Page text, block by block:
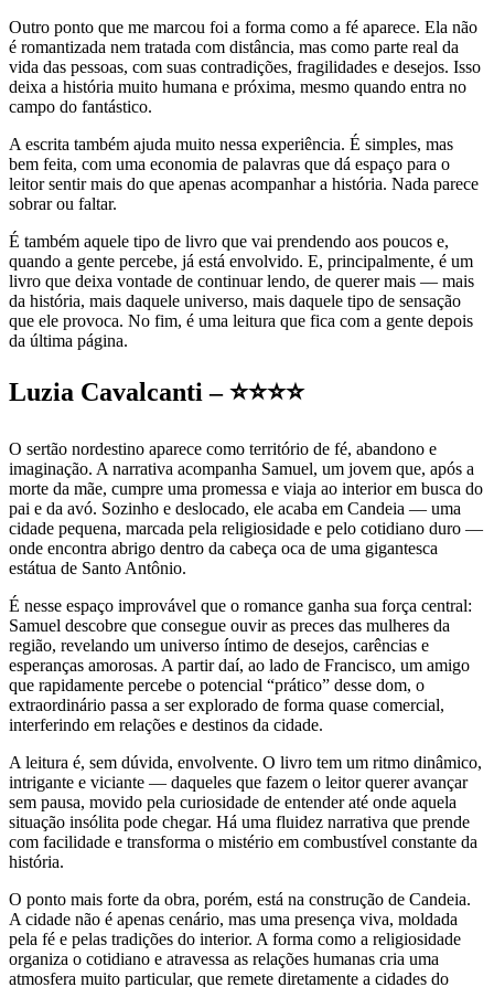
Outro ponto que me marcou foi a forma como a fé aparece. Ela não
é romantizada nem tratada com distância, mas como parte real da
vida das pessoas, com suas contradições, fragilidades e desejos. Isso
deixa a história muito humana e próxima, mesmo quando entra no
campo do fantástico.
A escrita também ajuda muito nessa experiência. É simples, mas
bem feita, com uma economia de palavras que dá espaço para o
leitor sentir mais do que apenas acompanhar a história. Nada parece
sobrar ou faltar.
É também aquele tipo de livro que vai prendendo aos poucos e,
quando a gente percebe, já está envolvido. E, principalmente, é um
livro que deixa vontade de continuar lendo, de querer mais — mais
da história, mais daquele universo, mais daquele tipo de sensação
que ele provoca. No fim, é uma leitura que fica com a gente depois
da última página.
Luzia Cavalcanti –⭐⭐⭐⭐
O sertão nordestino aparece como território de fé, abandono e
imaginação. A narrativa acompanha Samuel, um jovem que, após a
morte da mãe, cumpre uma promessa e viaja ao interior em busca do
pai e da avó. Sozinho e deslocado, ele acaba em Candeia — uma
cidade pequena, marcada pela religiosidade e pelo cotidiano duro —
onde encontra abrigo dentro da cabeça oca de uma gigantesca
estátua de Santo Antônio.
É nesse espaço improvável que o romance ganha sua força central:
Samuel descobre que consegue ouvir as preces das mulheres da
região, revelando um universo íntimo de desejos, carências e
esperanças amorosas. A partir daí, ao lado de Francisco, um amigo
que rapidamente percebe o potencial “prático” desse dom, o
extraordinário passa a ser explorado de forma quase comercial,
interferindo em relações e destinos da cidade.
A leitura é, sem dúvida, envolvente. O livro tem um ritmo dinâmico,
intrigante e viciante — daqueles que fazem o leitor querer avançar
sem pausa, movido pela curiosidade de entender até onde aquela
situação insólita pode chegar. Há uma fluidez narrativa que prende
com facilidade e transforma o mistério em combustível constante da
história.
O ponto mais forte da obra, porém, está na construção de Candeia.
A cidade não é apenas cenário, mas uma presença viva, moldada
pela fé e pelas tradições do interior. A forma como a religiosidade
organiza o cotidiano e atravessa as relações humanas cria uma
atmosfera muito particular, que remete diretamente a cidades do